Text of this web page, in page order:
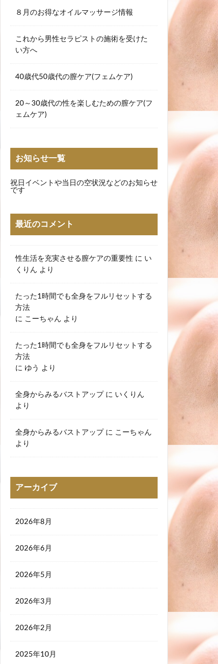
これから男性セラピストの施術を受けた
20～30歳代の性を楽しむための膣ケア(フ
お知らせ一覧
祝日イベントや当日の空状況などのお知らせ
最近のコメント
性生活を充実させる膣ケアの重要性
たった1時間でも全身をフルリセットする
方法
たった1時間でも全身をフルリセットする
方法
全身からみるバストアップ
全身からみるバストアップ
アーカイブ